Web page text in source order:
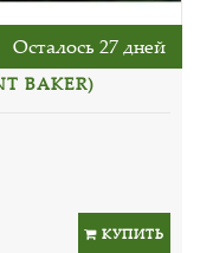
Осталось 27 дней
BAKER)
КУПИТЬ